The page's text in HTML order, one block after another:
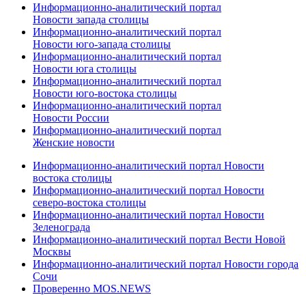
Информационно-аналитический портал
Новости запада столицы
Информационно-аналитический портал
Новости юго-запада столицы
Информационно-аналитический портал
Новости юга столицы
Информационно-аналитический портал
Новости юго-востока столицы
Информационно-аналитический портал
Новости России
Информационно-аналитический портал
Женские новости
Информационно-аналитический портал Новости
востока столицы
Информационно-аналитический портал Новости
северо-востока столицы
Информационно-аналитический портал Новости
Зеленограда
Информационно-аналитический портал Вести Новой
Москвы
Информационно-аналитический портал Новости города
Сочи
Проверенно MOS.NEWS